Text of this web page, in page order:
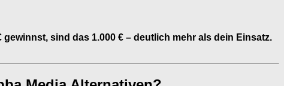
sind das 1.000 € – deutlich mehr als dein Einsatz.